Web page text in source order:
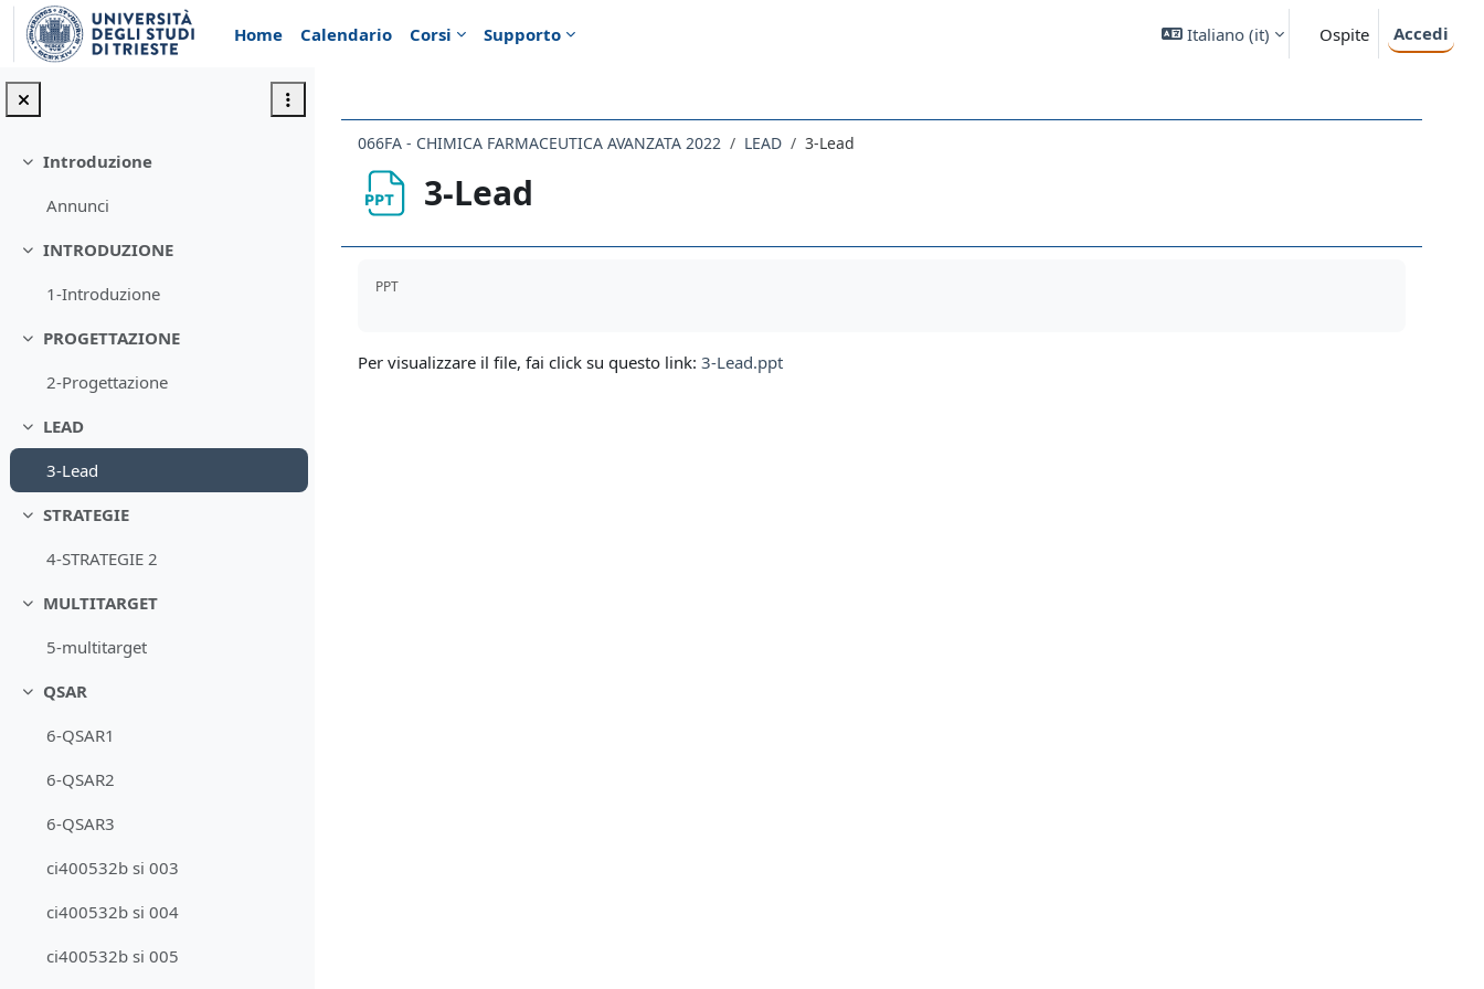
Vai al contenuto principale
Home
Calendario Corsi Supporto Italiano ‎(it)‎ Ospite Accedi
Minimizza
Introduzione
Annunci
Minimizza
INTRODUZIONE
1-Introduzione
Minimizza
PROGETTAZIONE
2-Progettazione
Minimizza
LEAD
3-Lead
Minimizza
STRATEGIE
4-STRATEGIE 2
Minimizza
MULTITARGET
5-multitarget
Minimizza
QSAR
6-QSAR1
6-QSAR2
6-QSAR3
ci400532b si 003
ci400532b si 004
ci400532b si 005
066FA - CHIMICA FARMACEUTICA AVANZATA 2022 LEAD 3-Lead
3-Lead
PPT
Per visualizzare il file, fai click su questo link: 3-Lead.ppt